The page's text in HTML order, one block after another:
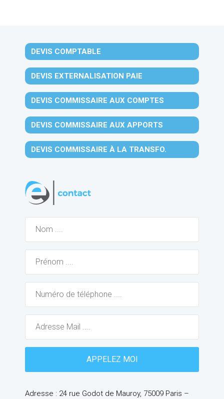
DEVIS COMPTABLE
DEVIS EXTERNALISATION PAIE
DEVIS COMMISSAIRE AUX COMPTES
DEVIS COMMISSAIRE AUX APPORTS
DEVIS COMMISSAIRE À LA TRANSFO.
Adresse : 24 rue Godot de Mauroy, 75009 Paris –